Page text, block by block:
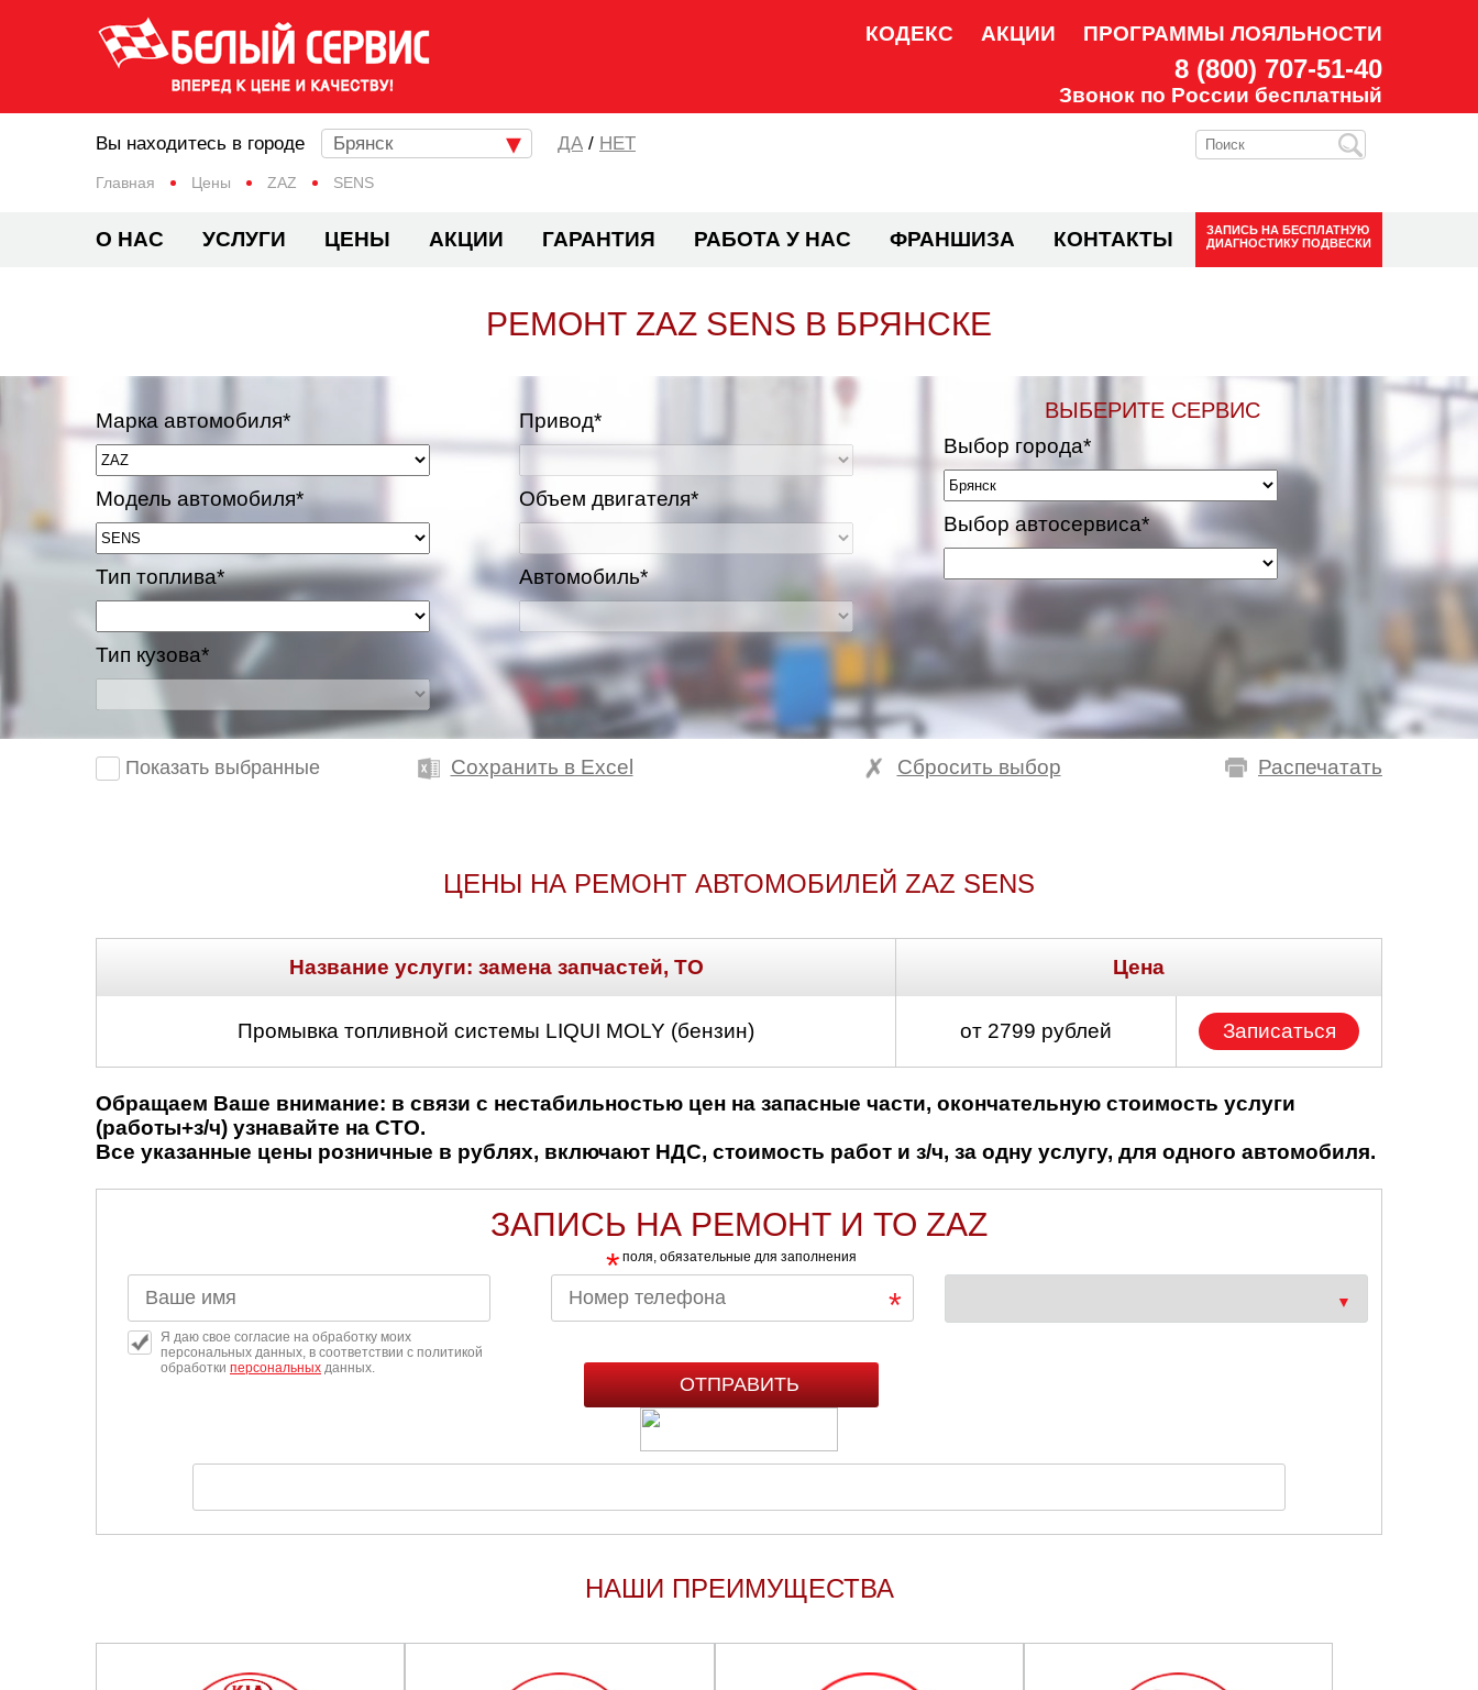
КОДЕКС АКЦИИ ПРОГРАММЫ ЛОЯЛЬНОСТИ
8 (800) 707-51-40
Звонок по России бесплатный
Главная Цены ZAZ SENS
Вы находитесь в городе Брянск / НЕТ
О НАС УСЛУГИ ЦЕНЫ АКЦИИ ГАРАНТИЯ РАБОТА У НАС ФРАНШИЗА КОНТАКТЫ ЗАПИСЬ НА БЕСПЛАТНУЮ
ДИАГНОСТИКУ ПОДВЕСКИ
РЕМОНТ ZAZ SENS В БРЯНСКЕ
Марка автомобиля*
Модель автомобиля*
Тип топлива*
Тип кузова*
Привод*
Объем двигателя*
Автомобиль*
ВЫБЕРИТЕ СЕРВИС
Выбор города*
Выбор автосервиса*
Показать выбранные Сохранить в Excel Распечатать
Сбросить выбор
ЦЕНЫ НА РЕМОНТ АВТОМОБИЛЕЙ ZAZ SENS
Название услуги: замена запчастей, ТО Цена
Промывка топливной системы LIQUI MOLY (бензин) от 2799 рублей Записаться
Обращаем Ваше внимание: в связи с нестабильностью цен на запасные части, окончательную стоимость услуги
(работы+з/ч) узнавайте на СТО.
Все указанные цены розничные в рублях, включают НДС, стоимость работ и з/ч, за одну услугу, для одного автомобиля.
ЗАПИСЬ НА РЕМОНТ И ТО ZAZ
* поля, обязательные для заполнения
Я даю свое согласие на обработку моих
персональных данных, в соответствии с политикой
обработки персональных данных.
НАШИ ПРЕИМУЩЕСТВА